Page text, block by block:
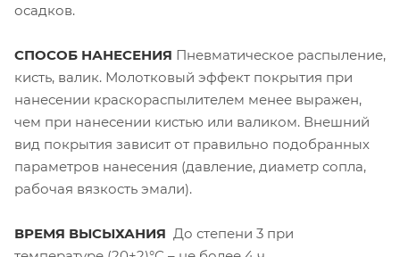
осадков.
СПОСОБ НАНЕСЕНИЯ Пневматическое распыление,
кисть, валик. Молотковый эффект покрытия при
нанесении краскораспылителем менее выражен,
чем при нанесении кистью или валиком. Внешний
вид покрытия зависит от правильно подобранных
параметров нанесения (давление, диаметр сопла,
рабочая вязкость эмали).
ВРЕМЯ ВЫСЫХАНИЯ До степени 3 при